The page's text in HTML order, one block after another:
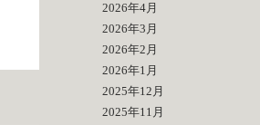
2026年4月
2026年3月
2026年2月
2026年1月
2025年12月
2025年11月